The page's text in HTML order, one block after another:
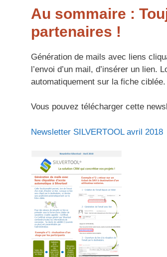
Au sommaire :
partenaires !
Génération de mails avec liens
l’envoi d’un mail, d’insérer un
automatiquement sur la fiche ciblée.
Vous pouvez télécharger cette
Newsletter SILVERTOOL avril 2018